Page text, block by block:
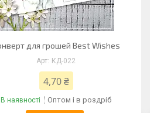
для грошей Best Wishes
КД-022
4,70 ₴
В наявності Оптом і в роздріб